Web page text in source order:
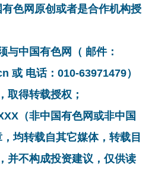
色网原创或者是合作机构授
与中国有色网（ 邮件：
或 电话：010-63971479）
取得转载授权；
（非中国有色网或非中国
均转载自其它媒体，转载目
并不构成投资建议，仅供读